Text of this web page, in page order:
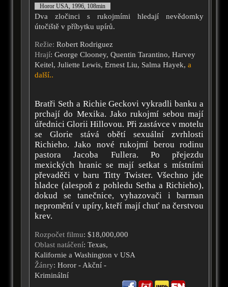
Horor USA, 1996, 108min
Dva zločinci s rukojmími hledají nevědomky
útočiště v příbytku upírů.
Režie: Robert Rodriguez
Hrají: George Clooney, Quentin Tarantino, Harvey
Keitel, Juliette Lewis, Ernest Liu, Salma Hayek, a
další..
Bratři Seth a Richie Geckovi vykradli banku a
prchají do Mexika. Jako rukojmí sebou mají
úřednici Glorii Hillovou. Při zastávce v motelu
se Glorie stává obětí sexuální zvrhlosti
Richieho. Jako nové rukojmí berou rodinu
pastora Jacoba Fullera. Po přejezdu
mexických hranic se mají setkat s místními
převaděči v baru Titty Twister. Všechno jde
hladce (alespoň z pohledu Setha a Richieho),
dokud se tanečnice, vyhazovači i barman
nepromění v upíry, kteří mají chuť na čerstvou
krev.
Rozpočet filmu: $18,000,000
Oblast natáčení: Texas,
Kalifornie a Washington v USA
Žánry: Horor - Akční -
Kriminální